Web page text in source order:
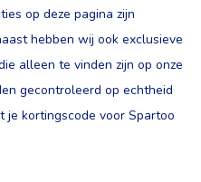
op deze pagina zijn
hebben wij ook exclusieve
alleen te vinden zijn op onze
gecontroleerd op echtheid
je kortingscode voor Spartoo